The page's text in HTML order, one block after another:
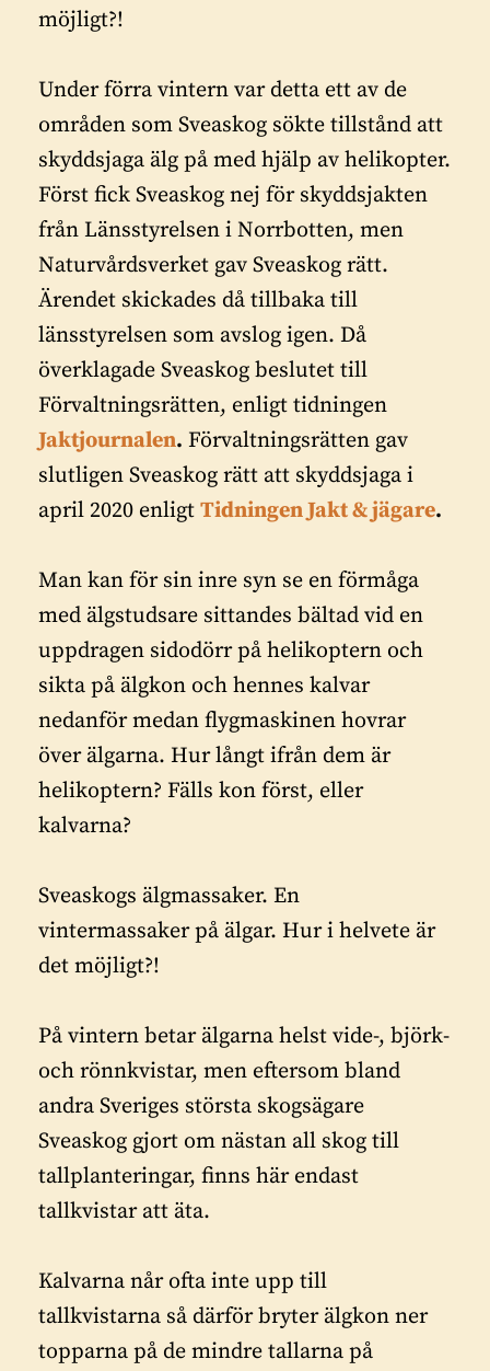
möjligt?!
Under förra vintern var detta ett av de
områden som Sveaskog sökte tillstånd att
skyddsjaga älg på med hjälp av helikopter.
Först fick Sveaskog nej för skyddsjakten
från Länsstyrelsen i Norrbotten, men
Naturvårdsverket gav Sveaskog rätt.
Ärendet skickades då tillbaka till
länsstyrelsen som avslog igen. Då
överklagade Sveaskog beslutet till
Förvaltningsrätten, enligt tidningen
Jaktjournalen. Förvaltningsrätten gav
slutligen Sveaskog rätt att skyddsjaga i
april 2020 enligt Tidningen Jakt & jägare.
Man kan för sin inre syn se en förmåga
med älgstudsare sittandes bältad vid en
uppdragen sidodörr på helikoptern och
sikta på älgkon och hennes kalvar
nedanför medan flygmaskinen hovrar
över älgarna. Hur långt ifrån dem är
helikoptern? Fälls kon först, eller
kalvarna?
Sveaskogs älgmassaker. En
vintermassaker på älgar. Hur i helvete är
det möjligt?!
På vintern betar älgarna helst vide-, björk-
och rönnkvistar, men eftersom bland
andra Sveriges största skogsägare
Sveaskog gjort om nästan all skog till
tallplanteringar, finns här endast
tallkvistar att äta.
Kalvarna når ofta inte upp till
tallkvistarna så därför bryter älgkon ner
topparna på de mindre tallarna på